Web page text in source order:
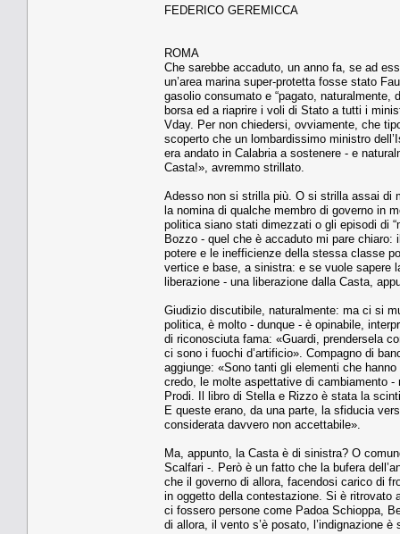
FEDERICO GEREMICCA
ROMA
Che sarebbe accaduto, un anno fa, se ad
un’area marina super-protetta fosse stato
gasolio consumato e “pagato,
borsa ed a riaprire i voli di Stato a tutti i
Vday. Per non chiedersi, ovviamente, che
scoperto che un lombardissimo ministro
era andato in Calabria a sostenere - e
Casta!», avremmo strillato.
Adesso non si strilla più. O si strilla assai di
la nomina di qualche membro di governo in
politica siano stati dimezzati o gli episodi di
Bozzo - quel che è accaduto mi pare
potere e le inefficienze della stessa classe
vertice e base, a sinistra: e se vuole sapere
liberazione - una liberazione dalla Casta,
Giudizio discutibile, naturalmente: ma ci si
politica, è molto - dunque - è opinabile,
di riconosciuta fama: «Guardi, prendersela
ci sono i fuochi d’artificio». Compagno di
aggiunge: «Sono tanti gli elementi che
credo, le molte aspettative di cambiamento -
Prodi. Il libro di Stella e Rizzo è stata la
E queste erano, da una parte, la sfiducia
considerata davvero non accettabile».
Ma, appunto, la Casta è di sinistra? O
Scalfari -. Però è un fatto che la bufera
che il governo di allora, facendosi carico di
in oggetto della contestazione. Si è ritrovato
ci fossero persone come Padoa Schioppa,
di allora, il vento s’è posato, l’indignazione